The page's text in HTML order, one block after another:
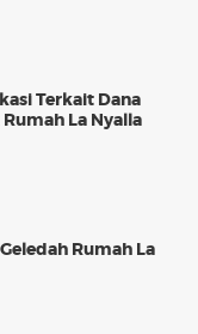
Terkait Dana
La Nyalla
Rumah La